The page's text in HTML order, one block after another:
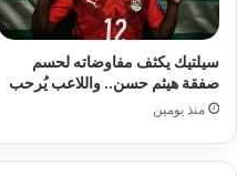
سيلتيك يكثف مفاوضاته لحسم
صفقة هيثم حسن.. واللاعب يُرحب
منذ يومين